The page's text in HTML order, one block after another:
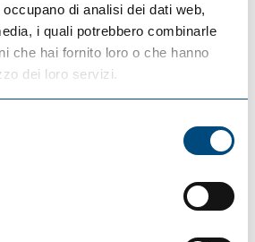
di analisi dei dati web,
i quali potrebbero combinarle
che hai fornito loro o che hanno
dei loro servizi.
Rhino (base), 3ds
Corona Renderer – Plugin:
– Post-produzione:
(preferibile): 3ds Max, Unreal
– Software AI (preferibile).
e sensibilità artistica.
aggiornarsi costantemente sulle
software e hardware